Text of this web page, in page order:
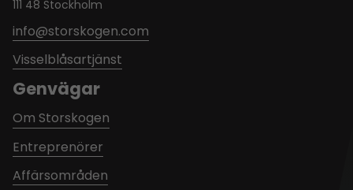
111 48 Stockholm
info@storskogen.com
Visselblåsartjänst
Genvägar
Om Storskogen
Entreprenörer
Affärsområden